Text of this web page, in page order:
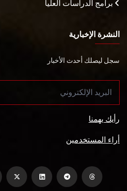
برامج الدراسات العليا
النشرة الإخبارية
سجل ليصلك أحدث الأخبار
رأيك يهمنا
أراء المستخدمين